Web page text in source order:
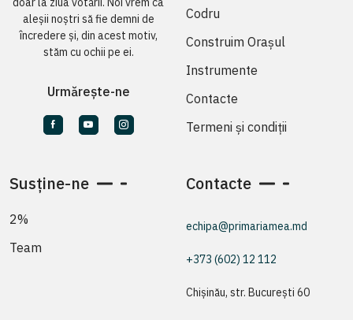
aleșii noștri să fie demni de
încredere și, din acest motiv,
stăm cu ochii pe ei.
Urmărește-ne
Codru
Construim Orașul
Instrumente
Contacte
Termeni și condiții
Susține-ne
2%
Team
Contacte
echipa@primariamea.md
+373 (602) 12 112
Chișinău, str. București 60